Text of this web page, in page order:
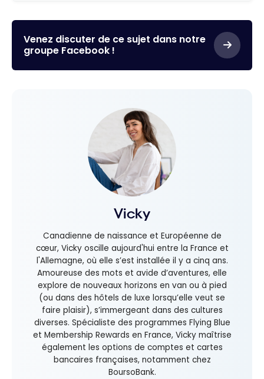
Venez discuter de ce sujet dans notre
groupe Facebook !
Vicky
Canadienne de naissance et Européenne de
cœur, Vicky oscille aujourd'hui entre la France et
l'Allemagne, où elle s’est installée il y a cinq ans.
Amoureuse des mots et avide d’aventures, elle
explore de nouveaux horizons en van ou à pied
(ou dans des hôtels de luxe lorsqu’elle veut se
faire plaisir), s’immergeant dans des cultures
diverses. Spécialiste des programmes Flying Blue
et Membership Rewards en France, Vicky maîtrise
également les options de comptes et cartes
bancaires françaises, notamment chez
BoursoBank.